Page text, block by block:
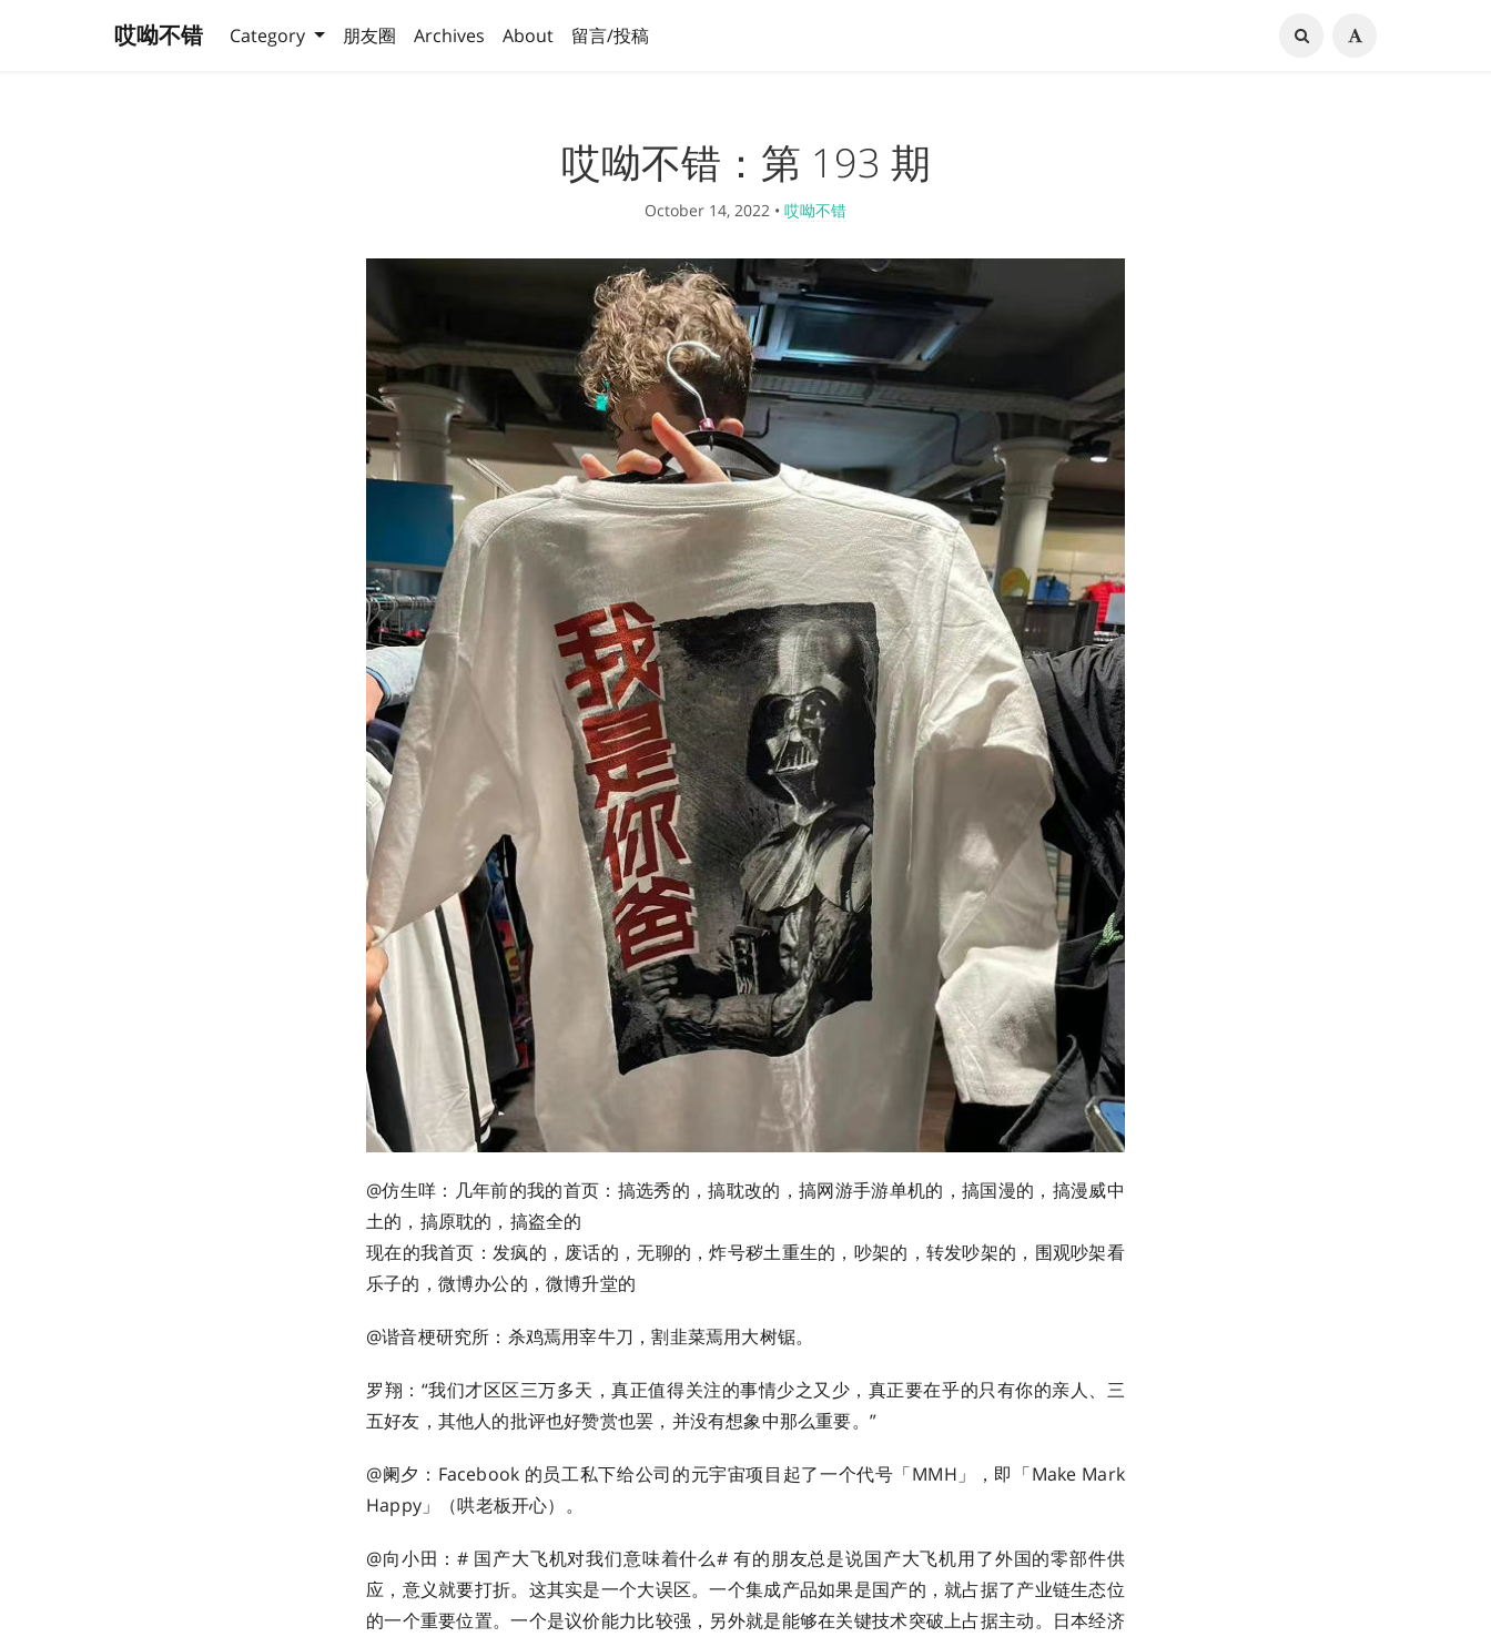
哎呦不错 Category 朋友圈 Archives About 留言/投稿
哎呦不错：第 193 期
October 14, 2022 • 哎呦不错
@仿生咩：几年前的我的首页：搞选秀的，搞耽改的，搞网游手游单机的，搞国漫的，搞漫威中
土的，搞原耽的，搞盗全的
现在的我首页：发疯的，废话的，无聊的，炸号秽土重生的，吵架的，转发吵架的，围观吵架看
乐子的，微博办公的，微博升堂的 ​​​
@谐音梗研究所：杀鸡焉用宰牛刀，割韭菜焉用大树锯。 ​​​
罗翔：“我们才区区三万多天，真正值得关注的事情少之又少，真正要在乎的只有你的亲人、三
五好友，其他人的批评也好赞赏也罢，并没有想象中那么重要。” ​​​
@阑夕：Facebook 的员工私下给公司的元宇宙项目起了一个代号「MMH」，即「Make Mark
Happy」（哄老板开心）。 ​​​
@向小田：# 国产大飞机对我们意味着什么# 有的朋友总是说国产大飞机用了外国的零部件供
应，意义就要打折。这其实是一个大误区。一个集成产品如果是国产的，就占据了产业链生态位
的一个重要位置。一个是议价能力比较强，另外就是能够在关键技术突破上占据主动。日本经济